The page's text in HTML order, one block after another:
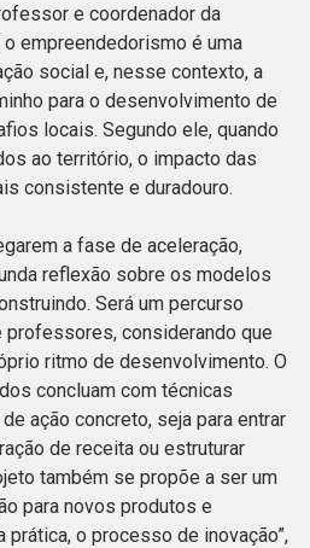
e coordenador da
empreendedorismo é uma
social e, nesse contexto, a
para o desenvolvimento de
locais. Segundo ele, quando
ao território, o impacto das
consistente e duradouro.
a fase de aceleração,
reflexão sobre os modelos
Será um percurso
considerando que
ritmo de desenvolvimento. O
concluam com técnicas
ação concreto, seja para entrar
de receita ou estruturar
também se propõe a ser um
para novos produtos e
o processo de inovação”,